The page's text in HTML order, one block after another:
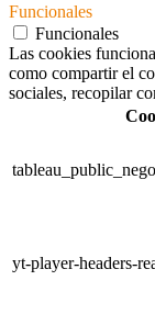
Funcionales
Funcionales
Las cookies
como compartir el
sociales, recopilar
yt-player-headers-